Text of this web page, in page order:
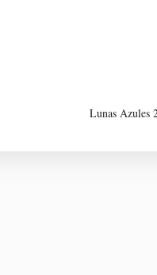
Lunas Azules